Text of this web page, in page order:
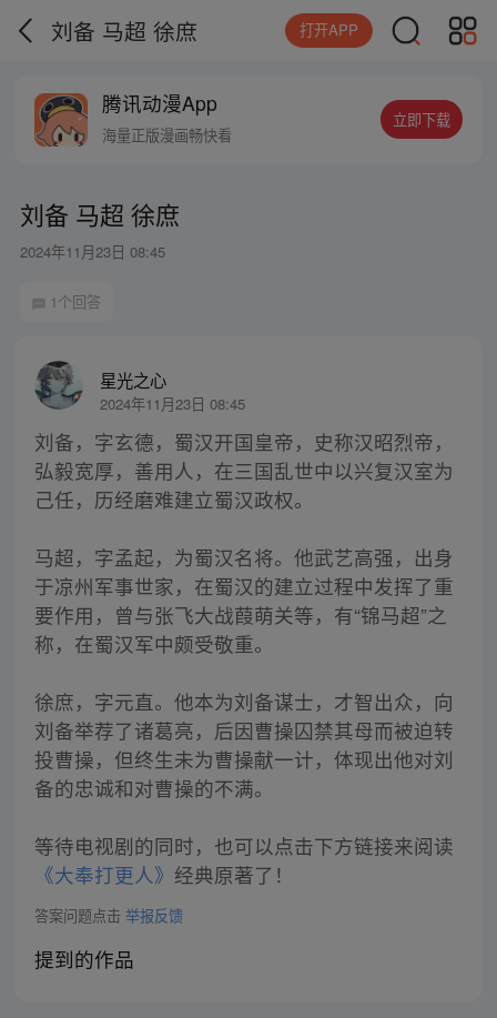
刘备 马超 徐庶 打开APP
腾讯动漫App
海量正版漫画畅快看
立即下载
刘备 马超 徐庶
2024年11月23日 08:45
1个回答
星光之心
2024年11月23日 08:45
刘备，字玄德，蜀汉开国皇帝，史称汉昭烈帝，
弘毅宽厚，善用人，在三国乱世中以兴复汉室为
己任，历经磨难建立蜀汉政权。
马超，字孟起，为蜀汉名将。他武艺高强，出身
于凉州军事世家，在蜀汉的建立过程中发挥了重
要作用，曾与张飞大战葭萌关等，有“锦马超”之
称，在蜀汉军中颇受敬重。
徐庶，字元直。他本为刘备谋士，才智出众，向
刘备举荐了诸葛亮，后因曹操囚禁其母而被迫转
投曹操，但终生未为曹操献一计，体现出他对刘
备的忠诚和对曹操的不满。
等待电视剧的同时，也可以点击下方链接来阅读
《大奉打更人》 经典原著了！
答案问题点击 举报反馈
提到的作品